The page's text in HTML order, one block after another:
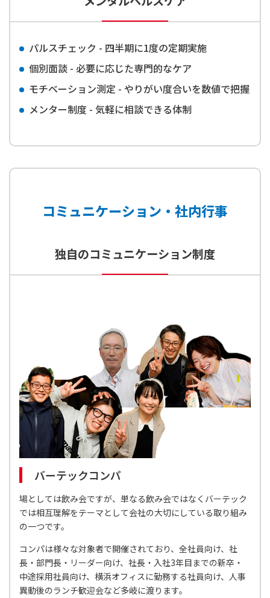
パルスチェック - 四半期に1度の定期実施
個別面談 - 必要に応じた専門的なケア
モチベーション測定 - やりがい度合いを数値で把握
メンター制度 - 気軽に相談できる体制
コミュニケーション・社内行事
独自のコミュニケーション制度
バーテックコンパ
場としては飲み会ですが、単なる飲み会ではなくバーテック
では相互理解をテーマとして会社の大切にしている取り組み
の一つです。
コンパは様々な対象者で開催されており、全社員向け、社
長・部門長・リーダー向け、社長・入社3年目までの新卒・
中途採用社員向け、横浜オフィスに勤務する社員向け、人事
異動後のランチ歓迎会など多岐に渡ります。